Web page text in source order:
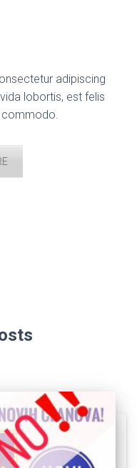
adipiscing
lobortis, est felis
commodo.